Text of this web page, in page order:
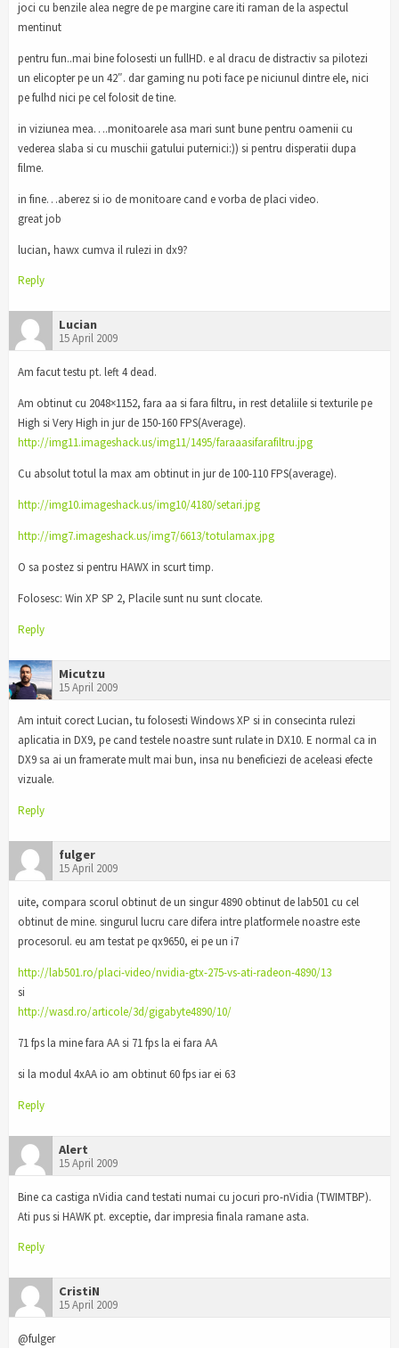
joci cu benzile alea negre de pe margine care iti raman de la aspectul
mentinut
pentru fun..mai bine folosesti un fullHD. e al dracu de distractiv sa pilotezi
un elicopter pe un 42″. dar gaming nu poti face pe niciunul dintre ele, nici
pe fulhd nici pe cel folosit de tine.
in viziunea mea….monitoarele asa mari sunt bune pentru oamenii cu
vederea slaba si cu muschii gatului puternici:)) si pentru disperatii dupa
filme.
in fine…aberez si io de monitoare cand e vorba de placi video.
great job
lucian, hawx cumva il rulezi in dx9?
Reply
Lucian
15 April 2009
Am facut testu pt. left 4 dead.
Am obtinut cu 2048×1152, fara aa si fara filtru, in rest detaliile si texturile pe
High si Very High in jur de 150-160 FPS(Average).
http://img11.imageshack.us/img11/1495/faraaasifarafiltru.jpg
Cu absolut totul la max am obtinut in jur de 100-110 FPS(average).
http://img10.imageshack.us/img10/4180/setari.jpg
http://img7.imageshack.us/img7/6613/totulamax.jpg
O sa postez si pentru HAWX in scurt timp.
Folosesc: Win XP SP 2, Placile sunt nu sunt clocate.
Reply
Micutzu
15 April 2009
Am intuit corect Lucian, tu folosesti Windows XP si in consecinta rulezi
aplicatia in DX9, pe cand testele noastre sunt rulate in DX10. E normal ca in
DX9 sa ai un framerate mult mai bun, insa nu beneficiezi de aceleasi efecte
vizuale.
Reply
fulger
15 April 2009
uite, compara scorul obtinut de un singur 4890 obtinut de lab501 cu cel
obtinut de mine. singurul lucru care difera intre platformele noastre este
procesorul. eu am testat pe qx9650, ei pe un i7
http://lab501.ro/placi-video/nvidia-gtx-275-vs-ati-radeon-4890/13
si
http://wasd.ro/articole/3d/gigabyte4890/10/
71 fps la mine fara AA si 71 fps la ei fara AA
si la modul 4xAA io am obtinut 60 fps iar ei 63
Reply
Alert
15 April 2009
Bine ca castiga nVidia cand testati numai cu jocuri pro-nVidia (TWIMTBP).
Ati pus si HAWK pt. exceptie, dar impresia finala ramane asta.
Reply
CristiN
15 April 2009
@fulger